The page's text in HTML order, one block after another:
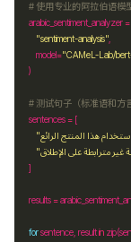
# 使用专业的阿拉伯语模
arabic_sentiment_analyzer =
"sentiment-analysis"
    model
="CAMeL-Lab/
# 测试句子（标准语和方
sentences =
results =
for sentence, result in